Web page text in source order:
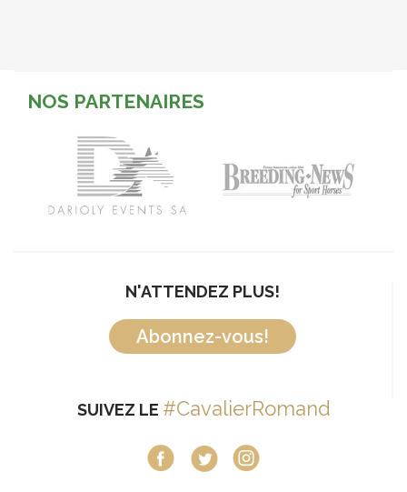
NOS PARTENAIRES
N'ATTENDEZ PLUS!
Abonnez-vous!
SUIVEZ LE #CavalierRomand